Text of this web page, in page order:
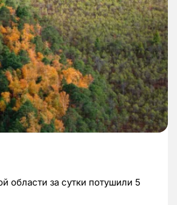
области за сутки потушили 5